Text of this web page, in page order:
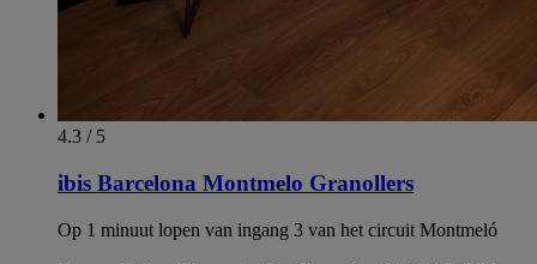
4.3 / 5
ibis Barcelona Montmelo Granollers
Op 1 minuut lopen van ingang 3 van het circuit Montmeló